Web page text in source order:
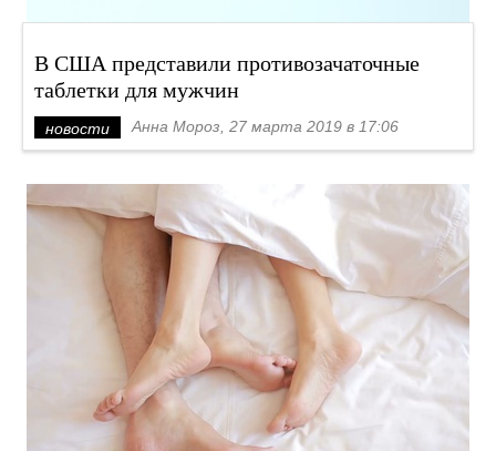
В США представили противозачаточные
таблетки для мужчин
новости Анна Мороз, 27 марта 2019 в 17:06